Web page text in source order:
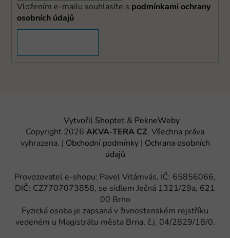
Vložením e-mailu souhlasíte s podmínkami ochrany
osobních údajů
Vytvořil Shoptet& PekneWeby
Copyright 2026 AKVA-TERA CZ. Všechna práva
vyhrazena. | Obchodní podmínky| Ochrana osobních
údajů
Provozovatel e-shopu: Pavel Vitámvás, IČ: 65856066,
DIČ: CZ7707073858, se sídlem Ječná 1321/29a, 621
00 Brno
Fyzická osoba je zapsaná v živnostenském rejstříku
vedeném u Magistrátu města Brna, č.j. 04/2829/18/0.